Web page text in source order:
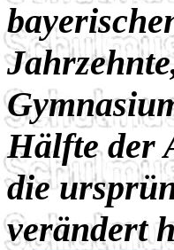
Hälfte der
die
verändert